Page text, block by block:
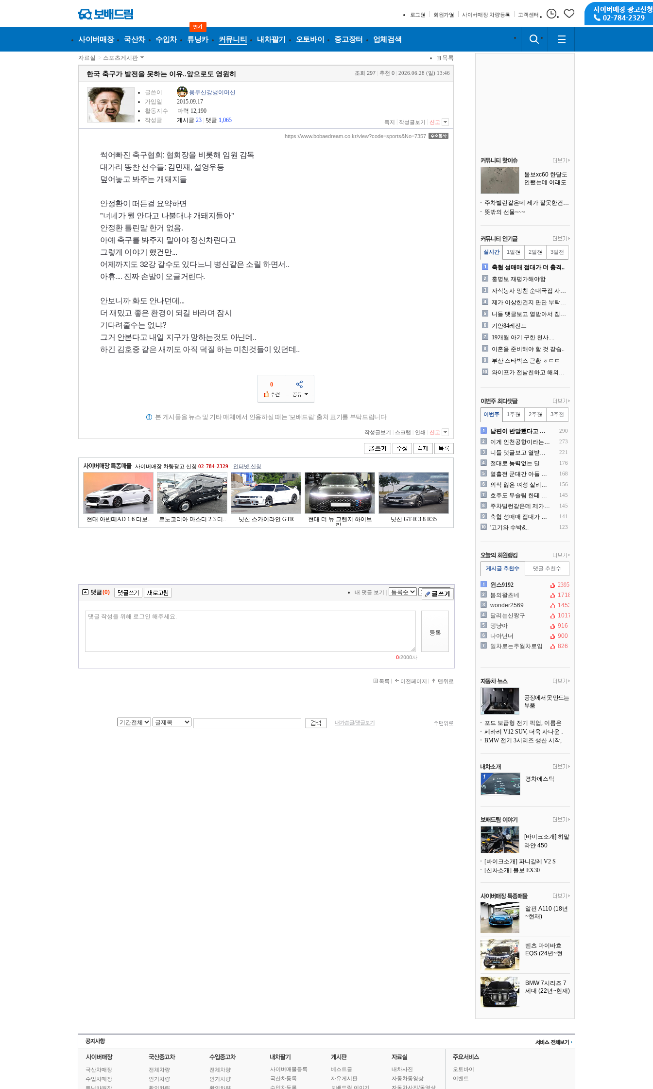
로그인 회원가입 사이버매장 차량등록 고객센터
사이버매장 국산차 수입차 튜닝카 커뮤니티 내차팔기 오토바이 중고장터 업체검색
자료실 > 스포츠게시판 목록
한국 축구가 발전을 못하는 이유..앞으로도 영원히 조회 297 추천 0 2026.06.28 (일) 13:46
글쓴이
용두산강냉이머신
가입일
2015.09.17
활동지수
마력 12,190
작성글
게시글 23 댓글 1,065 쪽지 작성글보기 신고
https://www.bobaedream.co.kr/view?code=sports&No=7357
썩어빠진 축구협회: 협회장을 비롯해 임원 감독
대가리 똥찬 선수들: 김민재, 설영우등
덮어놓고 봐주는 개돼지들
안정환이 떠든걸 요약하면
"너네가 뭘 안다고 나불대냐 개돼지들아"
안정환 틀린말 한거 없음.
아예 축구를 봐주지 말아야 정신차린다고
그렇게 이야기 했건만...
어제까지도 32강 갈수도 있다느니 병신같은 소릴 하면서..
아휴.... 진짜 손발이 오글거린다.
안보니까 화도 안나던데...
더 재밌고 좋은 환경이 되길 바라며 잠시
기다려줄수는 없냐?
그거 안본다고 내일 지구가 망하는것도 아닌데..
하긴 김호중 같은 새끼도 아직 덕질 하는 미친것들이 있던데..
0
본 게시물을 뉴스 및 기타 매체에서 인용하실 때는 '보배드림' 출처 표기를 부탁드립니다
작성글보기 스크랩 인쇄 신고
사이버매장 차량광고 신청 02-784-2329 인터넷 신청
현대 아반떼AD 1.6 터보.. 르노코리아 마스터 2.3 디.. 닛산 스카이라인 GTR
현대 더 뉴 그랜저 하이브
리..
닛산 GT-R 3.8 R35
댓글(0) 내 댓글 보기
0/2000자
목록 이전페이지 맨위로
내가쓴글/댓글보기
볼보xc60 한달도
안됐는데 이래도
주차빌런같은데 제가 잘못한건가요
뜻밖의 선물~~~
실시간 1일전 2일전 3일전
축협 성매매 접대가 더 충격..
홍명보 재평가해야함
자식농사 망친 순대국집 사장..
제가 이상한건지 판단 부탁드..
니들 댓글보고 열받아서 집구..
기안84레전드
19개월 아기 구한 천사....
이혼을 준비해야 할 것 같습..
부산 스타벅스 근황 ㅎㄷㄷ
와이프가 전남친하고 해외여행..
이번주 1주전 2주전 3주전
남편이 반말했다고 똑같이 반.. 290
이게 인천공항이라는게 믿겨지.. 273
니들 댓글보고 열받아서 집구.. 221
절대로 능력없는 딜러를 쓰지.. 176
열흘전 군대간 아들 소포(가.. 168
의식 잃은 여성 살리려다 성.. 156
호주도 무슬림 한테 점령 당.. 145
주차빌런같은데 제가 잘못한건.. 145
축협 성매매 접대가 더 충격.. 141
'고기와 수박&.. 123
게시글 추천수 댓글 추천수
윈스9192
2395
봄의왈츠네
1718
wonder2569
1453
달리는신짱구
1017
댕냥아
916
나아닌너
900
일차로는추월차로임
826
공장에서 못 만드는
부품
어낸다
페라리 V12 SUV, 더욱 사나운 얼굴로 돌아온다
경차에스틱
[바이크소개] 히말
라얀 450
[바이크소개] 파니갈레 V2 S
[신차소개] 볼보 EX30
알핀 A110 (18년
~현재)
벤츠 마이바흐
EQS (24년~현
BMW 7시리즈 7
세대 (22년~현재)
국산차매장
수입차매장
전체차량
인기차량
전체차량
인기차량
사이버매물등록
국산차등록
수입차등록
베스트글
자유게시판
보배드림 이야기
내차사진
자동차동영상
자동차사진/동영상
오토바이
이벤트